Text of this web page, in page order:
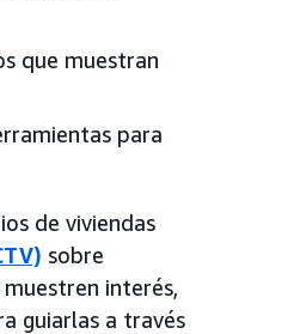
que muestran
para
de viviendas
sobre
interés,
guiarlas a través